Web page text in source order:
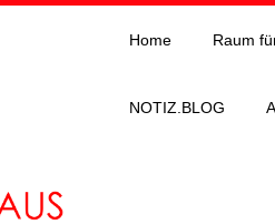
Home Raum
NOTIZ.BLOG